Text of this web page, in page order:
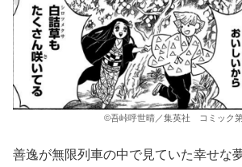
©吾峠呼世晴／集英社 コミック
善逸が無限列車の中で見ていた幸せな